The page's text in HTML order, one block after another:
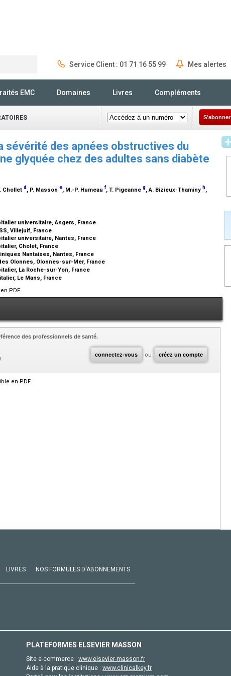
Service Client : 01 71 16 55 99 Mes alertes
EMC Domaines Livres Compléments
S'abonner
sévérité des apnées obstructives du
glyquée chez des adultes sans diabète
Chollet d , P. Masson e, M.-P. Humeau f, T. Pigeanne g, A. Bizieux-Thaminy h,
universitaire, Angers, France
Villejuif, France
universitaire, Nantes, France
Cholet, France
Nantaises, Nantes, France
Olonnes, Olonnes-sur-Mer, France
La Roche-sur-Yon, France
Le Mans, France
PDF.
connectez-vous ou créez un compte
des professionnels de santé.
en PDF.
LIVRES NOS FORMULES D'ABONNEMENTS
PLATEFORMES ELSEVIER MASSON
Site e-commerce : www.elsevier-masson.fr
Aide à la pratique clinique : www.clinicalkey.fr